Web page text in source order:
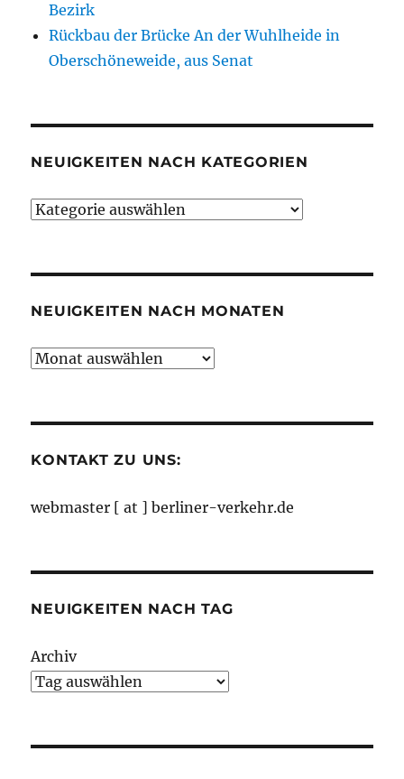
Bezirk
Rückbau der Brücke An der Wuhlheide in
Oberschöneweide, aus Senat
NEUIGKEITEN NACH KATEGORIEN
Neuigkeiten
NEUIGKEITEN NACH MONATEN
Neuigkeiten
KONTAKT ZU UNS:
webmaster [ at ] berliner-verkehr.de
NEUIGKEITEN NACH TAG
Archiv